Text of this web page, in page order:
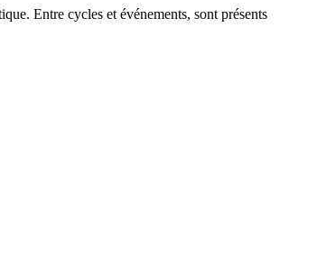
Entre cycles et événements, sont présents